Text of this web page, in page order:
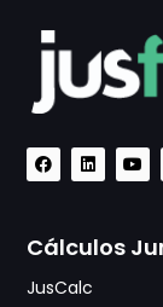
Cálculos
JusCalc